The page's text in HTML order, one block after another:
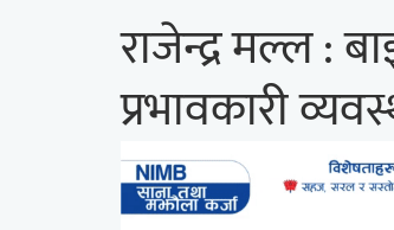
राजेन्द्र मल्ल :
प्रभावकारी